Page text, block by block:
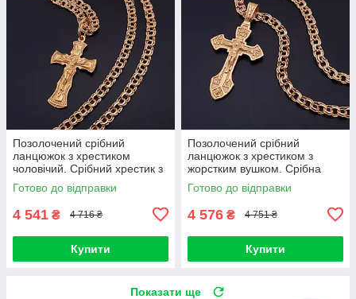
Позолочений срібний
ланцюжок з хрестиком
чоловічий. Срібний хрестик з
позолотою і цепочка срібло
925. Ширина 3,5 мм. 55 см
Готово до відправки
4 541 ₴ 4 716 ₴
Купити
Позолочений срібний
ланцюжок з хрестиком з
жорстким вушком. Срібна
цепочка з позолотою 585 і
хрестик срібло 925. 55 см
Готово до відправки
4 576 ₴ 4 751 ₴
Купити
Показати ще